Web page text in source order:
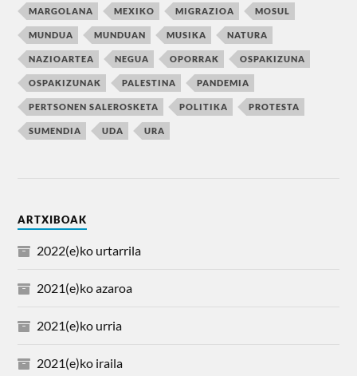
MARGOLANA MEXIKO MIGRAZIOA MOSUL
MUNDUA MUNDUAN MUSIKA NATURA
NAZIOARTEA NEGUA OPORRAK OSPAKIZUNA
OSPAKIZUNAK PALESTINA PANDEMIA
PERTSONEN SALEROSKETA POLITIKA PROTESTA
SUMENDIA UDA URA
ARTXIBOAK
2022(e)ko urtarrila
2021(e)ko azaroa
2021(e)ko urria
2021(e)ko iraila